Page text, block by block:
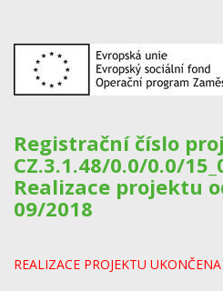
Registrační číslo
CZ.3.1.48/0.0/0.0/
Realizace projektu
09/2018
REALIZACE PROJEKTU UKONČENA